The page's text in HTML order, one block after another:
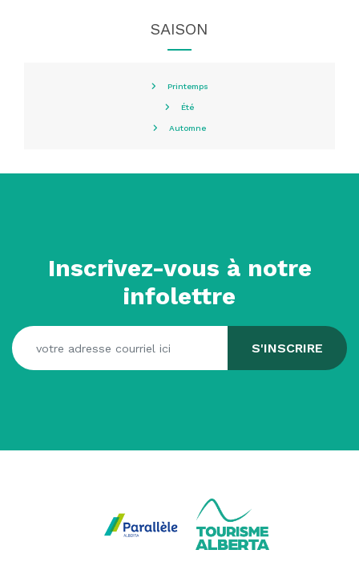
SAISON
Printemps
Été
Automne
Inscrivez-vous à notre
infolettre